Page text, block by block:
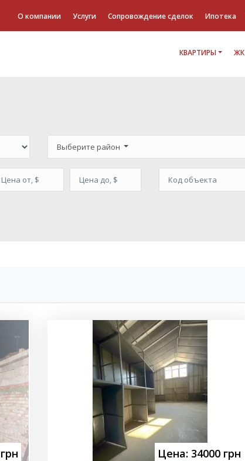
О компании Услуги Сопровождение сделок Ипотека
КВАРТИРЫ ЖК
Выберите район
Цена: 34000 грн